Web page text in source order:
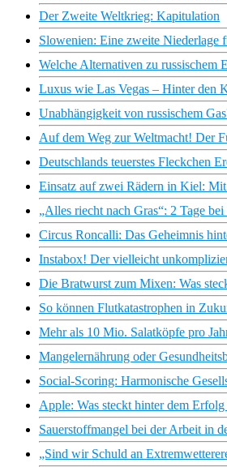
Der Zweite Weltkrieg: Kapitulation
Slowenien: Eine zweite Niederlage
Welche Alternativen zu russischem
Luxus wie Las Vegas – Hinter den
Unabhängigkeit von russischem
Auf dem Weg zur Weltmacht! Der
Deutschlands teuerstes Fleckchen
Einsatz auf zwei Rädern in Kiel:
„Alles riecht nach Gras“: 2 Tage
Circus Roncalli: Das Geheimnis
Instabox! Der vielleicht
Die Bratwurst zum Mixen: Was
So können Flutkatastrophen in
Mehr als 10 Mio. Salatköpfe pro
Mangelernährung oder
Social-Scoring: Harmonische
Apple: Was steckt hinter dem
Sauerstoffmangel bei der Arbeit in
„Sind wir Schuld an